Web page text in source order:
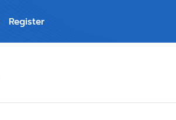
Register